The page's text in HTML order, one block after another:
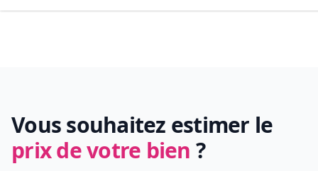
Vous souhaitez estimer le
prix de votre bien ?